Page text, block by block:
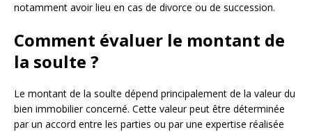
notamment avoir lieu en cas de divorce ou de succession.
Comment évaluer le montant de
la soulte ?
Le montant de la soulte dépend principalement de la valeur du
bien immobilier concerné. Cette valeur peut être déterminée
par un accord entre les parties ou par une expertise réalisée